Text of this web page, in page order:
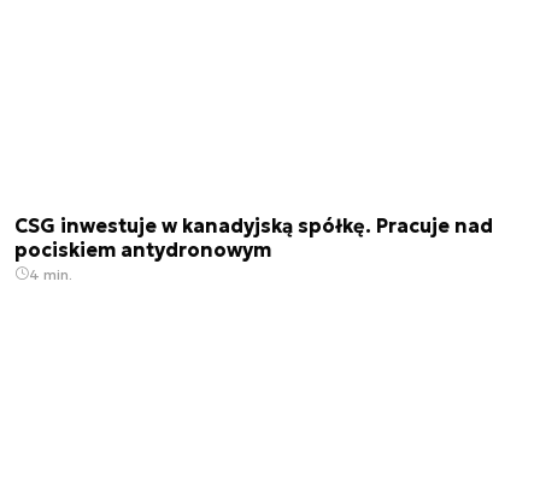
CSG inwestuje w kanadyjską spółkę. Pracuje nad
pociskiem antydronowym
4 min.